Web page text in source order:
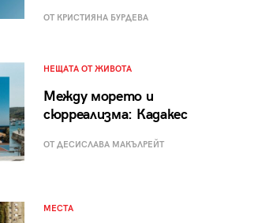
ОТ КРИСТИЯНА БУРДЕВА
НЕЩАТА ОТ ЖИВОТА
Между морето и
сюрреализма: Кадакес
ОТ ДЕСИСЛАВА МАКЪЛРЕЙТ
МЕСТА